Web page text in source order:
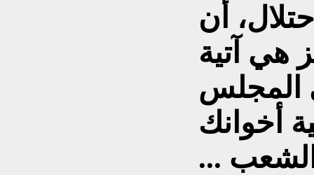
أن
هي آتية
المجلس
أخوانك
الشعب ...